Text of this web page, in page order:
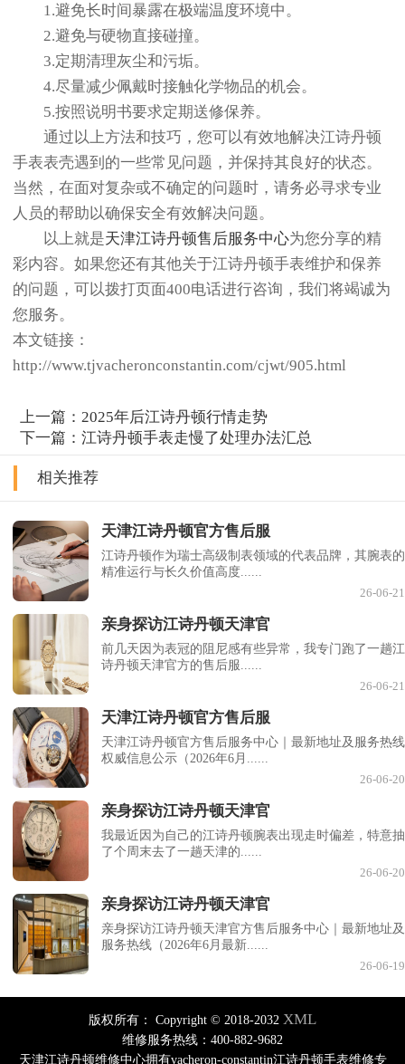
1.避免长时间暴露在极端温度环境中。
2.避免与硬物直接碰撞。
3.定期清理灰尘和污垢。
4.尽量减少佩戴时接触化学物品的机会。
5.按照说明书要求定期送修保养。
通过以上方法和技巧，您可以有效地解决江诗丹顿
手表表壳遇到的一些常见问题，并保持其良好的状态。
当然，在面对复杂或不确定的问题时，请务必寻求专业
人员的帮助以确保安全有效解决问题。
以上就是天津江诗丹顿售后服务中心为您分享的精
彩内容。如果您还有其他关于江诗丹顿手表维护和保养
的问题，可以拨打页面400电话进行咨询，我们将竭诚为
您服务。
本文链接：
http://www.tjvacheronconstantin.com/cjwt/905.html
上一篇：2025年后江诗丹顿行情走势
下一篇：江诗丹顿手表走慢了处理办法汇总
相关推荐
天津江诗丹顿官方售后服
江诗丹顿作为瑞士高级制表领域的代表品牌，其腕表的
精准运行与长久价值高度......
26-06-21
亲身探访江诗丹顿天津官
前几天因为表冠的阻尼感有些异常，我专门跑了一趟江
诗丹顿天津官方的售后服......
26-06-21
天津江诗丹顿官方售后服
天津江诗丹顿官方售后服务中心｜最新地址及服务热线
权威信息公示（2026年6月......
26-06-20
亲身探访江诗丹顿天津官
我最近因为自己的江诗丹顿腕表出现走时偏差，特意抽
了个周末去了一趟天津的......
26-06-20
亲身探访江诗丹顿天津官
亲身探访江诗丹顿天津官方售后服务中心｜最新地址及
服务热线（2026年6月最新......
26-06-19
版权所有： Copyright © 2018-2032 XML
维修服务热线：400-882-9682
天津江诗丹顿维修中心拥有vacheron-constantin江诗丹顿手表维修专